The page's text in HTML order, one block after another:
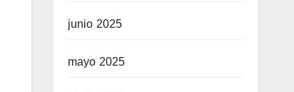
junio 2025
mayo 2025